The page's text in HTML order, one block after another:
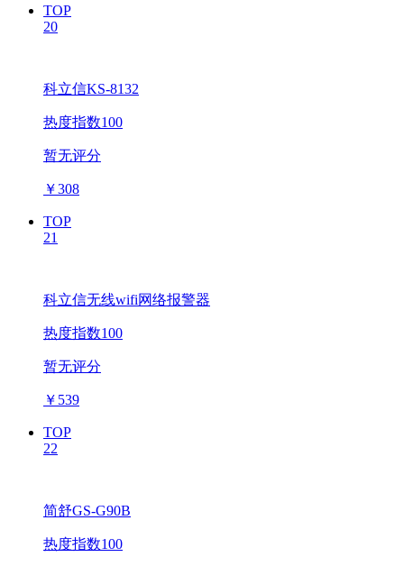
TOP
20
科立信KS-8132
热度指数100
暂无评分
￥308
TOP
21
科立信无线wifi网络报警器
热度指数100
暂无评分
￥ 539
TOP
22
简舒GS-G90B
热度指数100